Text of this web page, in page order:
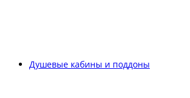
Душевые кабины и поддоны